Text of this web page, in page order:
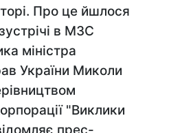
Про це йшлося
в МЗС
міністра
України Миколи
"Виклики